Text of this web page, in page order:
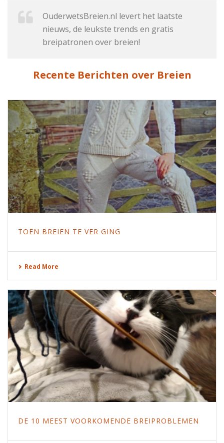
OuderwetsBreien.nl levert het laatste
nieuws, de leukste trends en gratis
breipatronen over breien!
Recente Berichten over Breien
TOEN BREIEN TE VER GING
Read More
DE 10 MEEST VOORKOMENDE BREIPROBLEMEN